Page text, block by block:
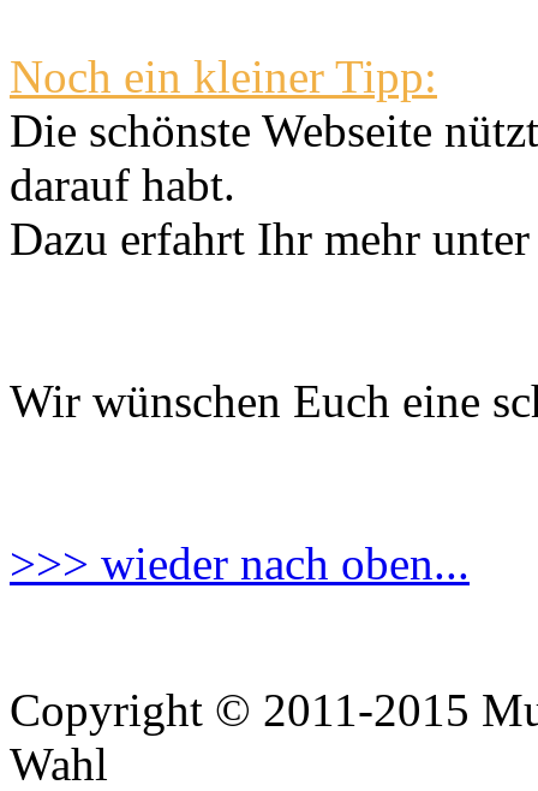
Noch ein kleiner Tipp:
Die schönste Webseite
darauf habt.
Dazu erfahrt Ihr mehr
Wir wünschen Euch eine
>>> wieder nach oben...
Copyright © 2011-2015
Wahl